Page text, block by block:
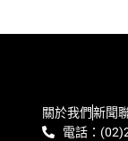
關於我們新聞
電話：